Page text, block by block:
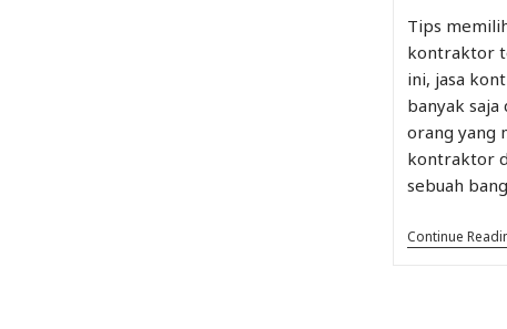
Tips
kontraktor
ini, jasa
banyak saja
orang yang
kontraktor
sebuah
Continue